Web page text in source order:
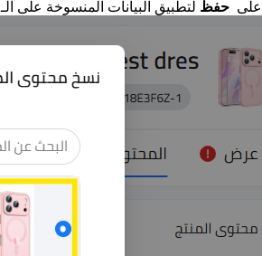
على حفظ لتطبيق البيانات المنسوخة على الـ SKU الجديد.